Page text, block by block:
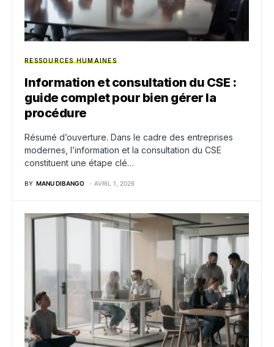
RESSOURCES HUMAINES
Information et consultation du CSE :
guide complet pour bien gérer la
procédure
Résumé d’ouverture. Dans le cadre des entreprises
modernes, l’information et la consultation du CSE
constituent une étape clé…
BY MANU DIBANGO AVRIL 1, 2026